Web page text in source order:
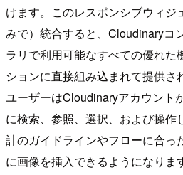
けます。このレスポンシブウィジ
みで）統合すると、Cloudinaryコ
ラリで利用可能なすべての優れた
ションに直接組み込まれて提供さ
ユーザーはCloudinaryアカウント
に検索、参照、選択、および操作
計のガイドラインやフローに合っ
に画像を挿入できるようになりま